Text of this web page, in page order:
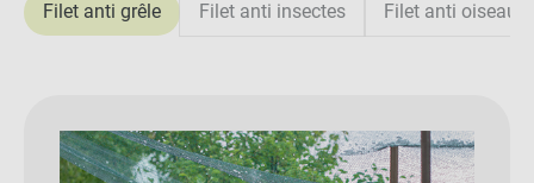
Filet anti grêle Filet anti insectes Filet anti oiseaux